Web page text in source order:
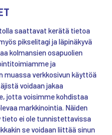
saattavat kerätä tietoa
pikselitagi ja läpinäkyvä
kolmansien osapuolien
ja
muassa verkkosivun käyttöä
voidaan jakaa
jotta voisimme kohdistaa
markkinointia. Näiden
tieto ei ole tunnistettavissa
se voidaan liittää sinun